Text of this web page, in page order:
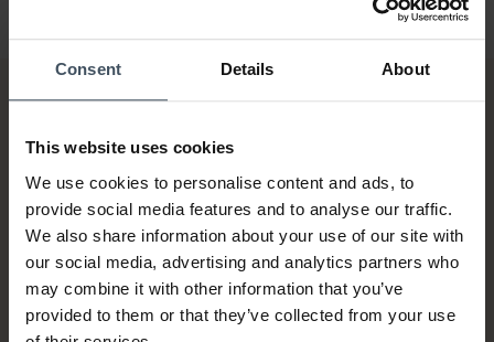
Consent Details About
This website uses cookies
We use cookies to personalise content and ads, to
provide social media features and to analyse our traffic.
We also share information about your use of our site with
our social media, advertising and analytics partners who
may combine it with other information that you’ve
provided to them or that they’ve collected from your use
Fattura & Pagamento a rate
fino a 5000.-
info